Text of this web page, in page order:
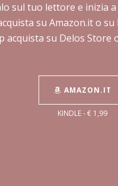
sul tuo lettore e inizia
su Amazon.it o
su Delos
AMAZON.IT
KINDLE - € 1,99